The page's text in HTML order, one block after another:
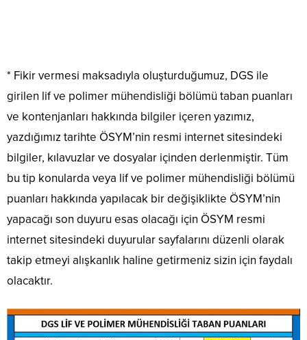
* Fikir vermesi maksadıyla oluşturduğumuz, DGS ile
girilen lif ve polimer mühendisliği bölümü taban puanları
ve kontenjanları hakkında bilgiler içeren yazımız,
yazdığımız tarihte ÖSYM’nin resmi internet sitesindeki
bilgiler, kılavuzlar ve dosyalar içinden derlenmiştir. Tüm
bu tip konularda veya lif ve polimer mühendisliği bölümü
puanları hakkında yapılacak bir değişiklikte ÖSYM’nin
yapacağı son duyuru esas olacağı için ÖSYM resmi
internet sitesindeki duyurular sayfalarını düzenli olarak
takip etmeyi alışkanlık haline getirmeniz sizin için faydalı
olacaktır.